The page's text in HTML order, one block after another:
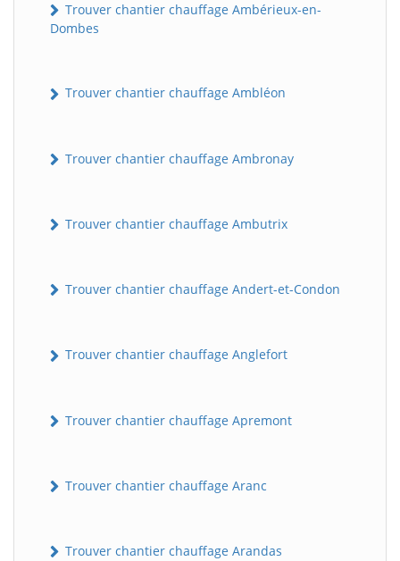
Trouver chantier chauffage Ambérieux-en-
Dombes
Trouver chantier chauffage Ambléon
Trouver chantier chauffage Ambronay
Trouver chantier chauffage Ambutrix
Trouver chantier chauffage Andert-et-Condon
Trouver chantier chauffage Anglefort
Trouver chantier chauffage Apremont
Trouver chantier chauffage Aranc
Trouver chantier chauffage Arandas